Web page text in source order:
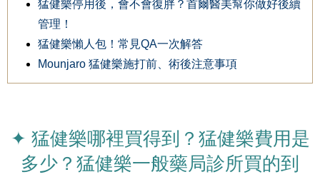
猛健樂停用後，會不會復胖？首爾醫美幫你做好後續
管理！
猛健樂懶人包！常見QA一次解答
Mounjaro 猛健樂施打前、術後注意事項
✦ 猛健樂哪裡買得到？猛健樂費用是
多少？猛健樂一般藥局診所買的到